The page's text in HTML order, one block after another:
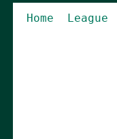
Home League